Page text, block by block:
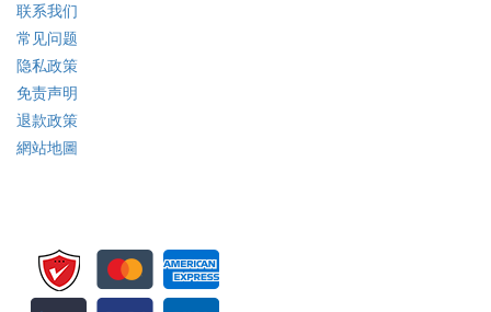
联系我们
常见问题
隐私政策
免责声明
退款政策
網站地圖